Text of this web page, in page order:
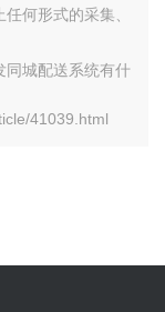
何形式的采集、
同城配送系统有什
41039.html